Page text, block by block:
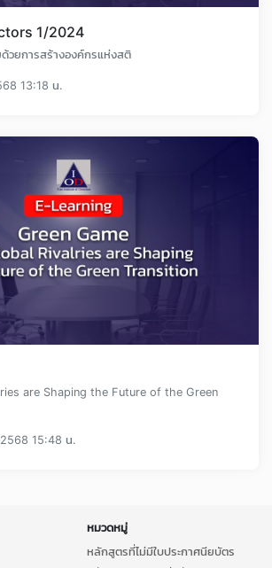
1/2024
วยการสร้างองค์กรแห่งสติ
13:18 น.
are Shaping the Future of the Green
15:48 น.
หมวดหมู่
หลักสูตรที่ไม่มีใบประกาศนียบัตร